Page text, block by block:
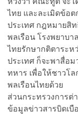
ไทย และละเมิดข้อ
ประเทศ กฎหมายสิ
พลเรือน โรงพยาบ
ไทยรักษากติตาระห
ประเทศ ก็จะพาสื่อ
ทหาร เพื่อให้ชาวโล
พลเรือนไทยด้วย
ส่วนกระทรวงการต่
ข้อมูลข่าวสารบิดเบื